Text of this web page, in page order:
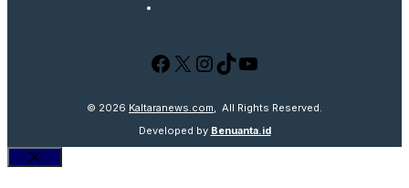
Facebook
X Instagram
TikTok
YouTube
© 2026 Kaltaranews.com , All Rights Reserved.
Developed by Benuanta.id
Close